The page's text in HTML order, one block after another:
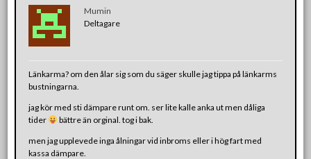
Mumin
Deltagare
Länkarma? om den ålar sig som du säger skulle jag tippa på länkarms
bustningarna.
jag kör med sti dämpare runt om. ser lite kalle anka ut men dåliga
tider
bättre än orginal. tog i bak.
men jag upplevede inga ålningar vid inbroms eller i hög fart med
kassa dämpare.